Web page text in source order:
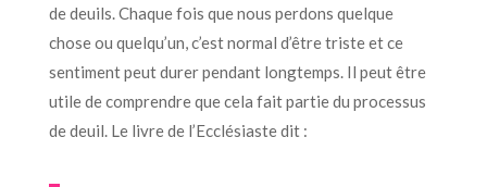
de deuils. Chaque fois que nous perdons quelque
chose ou quelqu’un, c’est normal d’être triste et ce
sentiment peut durer pendant longtemps. Il peut être
utile de comprendre que cela fait partie du processus
de deuil. Le livre de l’Ecclésiaste dit :